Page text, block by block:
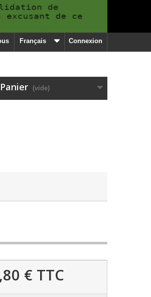
Connexion
Français
Panier (vide)
€ TTC